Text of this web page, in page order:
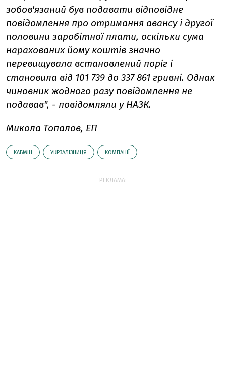
зобов'язаний був подавати відповідне
повідомлення про отримання авансу і другої
половини заробітної плати, оскільки сума
нарахованих йому коштів значно
перевищувала встановлений поріг і
становила від 101 739 до 337 861 гривні. Однак
чиновник жодного разу повідомлення не
подавав", - повідомляли у НАЗК.
Микола Топалов, ЕП
КАБМІН УКРЗАЛІЗНИЦЯ КОМПАНІЇ
РЕКЛАМА: